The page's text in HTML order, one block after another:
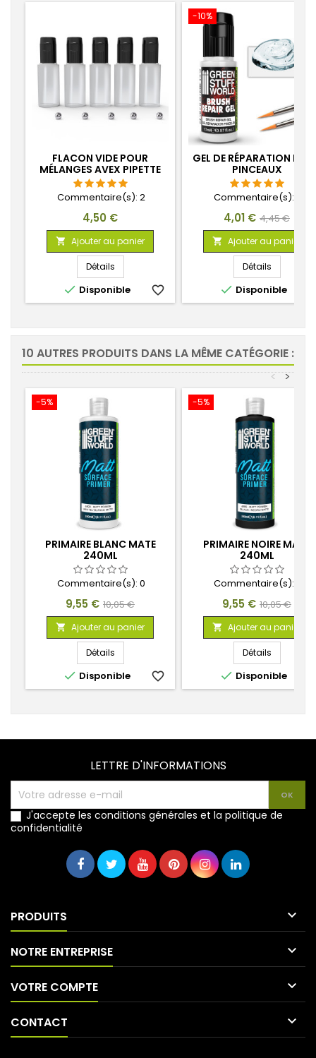
FLACON VIDE POUR
MÉLANGES AVEX PIPETTE
DOSEUSE ET BILLES
AGITATEURS
Commentaire(s): 2
Prix
4,50 €
 Ajouter au panier
Détails
 Disponible favorite_border
-10%
GEL DE RÉPARATION
PINCEAUX
Commentaire(s):
Prix
4,01 € Prix
de
base
4,45 €
 Ajouter au panier
Détails
 Disponible
10 AUTRES PRODUITS DANS LA MÊME CATÉGORIE :
>
<
-5%
PRIMAIRE BLANC MATE
240ML
Commentaire(s): 0
Prix
9,55 € Prix
de
base
10,05 €
 Ajouter au panier
Détails
 Disponible favorite_border
-5%
PRIMAIRE NOIRE MATE
240ML
Commentaire(s):
Prix
9,55 € Prix
de
base
10,05 €
 Ajouter au panier
Détails
 Disponible
LETTRE D'INFORMATIONS
J'accepte les conditions générales et la politique de
confidentialité
PRODUITS 
NOTRE ENTREPRISE 
VOTRE COMPTE 
CONTACT 